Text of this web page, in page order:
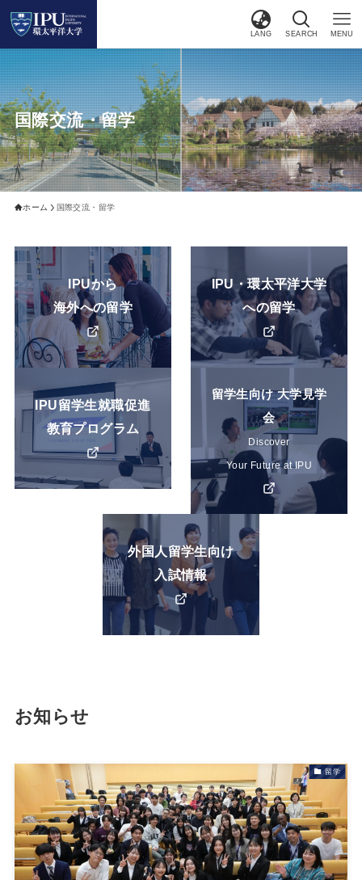
LANG SEARCH MENU
国際交流・留学
ホーム 国際交流・留学
IPUから
海外への留学
カ
バ
ー
リ
ン
IPU・環太平洋大学
への留学
バ
ー
リ
ン
IPU留学生就職促進
教育プログラム
バ
ー
リ
ン
留学生向け 大学見学
会
Discover
Your Future at IPU
リ
ン
ク
外国人留学生向け
入試情報
カ
バ
ー
リ
お知らせ
留学